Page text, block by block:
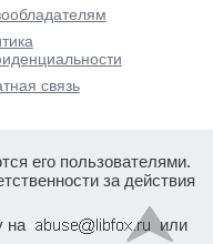
связь
его пользователями.
за действия
на
или